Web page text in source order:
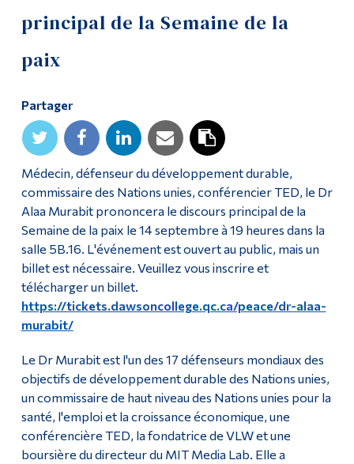
principal de la Semaine de la
paix
Partager
Médecin, défenseur du développement durable,
commissaire des Nations unies, conférencier TED, le Dr
Alaa Murabit prononcera le discours principal de la
Semaine de la paix le 14 septembre à 19 heures dans la
salle 5B.16. L'événement est ouvert au public, mais un
billet est nécessaire. Veuillez vous inscrire et
télécharger un billet.
https://tickets.dawsoncollege.qc.ca/peace/dr-alaa-
murabit/
Le Dr Murabit est l'un des 17 défenseurs mondiaux des
objectifs de développement durable des Nations unies,
un commissaire de haut niveau des Nations unies pour la
santé, l'emploi et la croissance économique, une
conférencière TED, la fondatrice de VLW et une
boursière du directeur du MIT Media Lab. Elle a
Futurs étudiants
Diplômé·es et visiteur·euses